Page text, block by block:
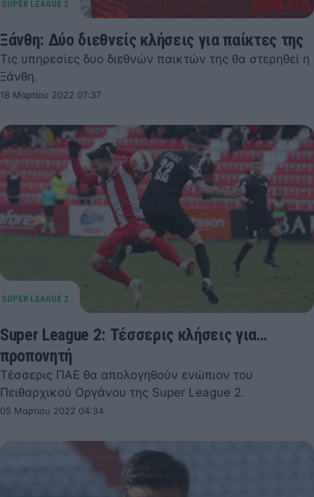
Ξάνθη: Δύο διεθνείς κλήσεις για παίκτες της
Τις υπηρεσίες δυο διεθνών παικτών της θα στερηθεί η
Ξάνθη.
18 Μαρτίου 2022 07:37
Super League 2: Τέσσερις κλήσεις για…
προπονητή
Τέσσερις ΠΑΕ θα απολογηθούν ενώπιον του
Πειθαρχικού Οργάνου της Super League 2.
05 Μαρτίου 2022 04:34